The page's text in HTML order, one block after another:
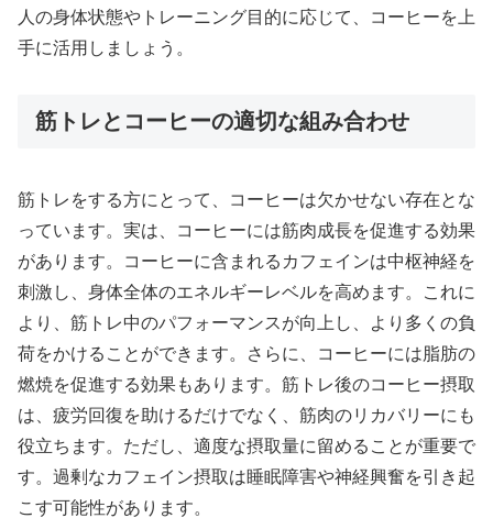
人の身体状態やトレーニング目的に応じて、コーヒーを上
手に活用しましょう。
筋トレとコーヒーの適切な組み合わせ
筋トレをする方にとって、コーヒーは欠かせない存在とな
っています。実は、コーヒーには筋肉成長を促進する効果
があります。コーヒーに含まれるカフェインは中枢神経を
刺激し、身体全体のエネルギーレベルを高めます。これに
より、筋トレ中のパフォーマンスが向上し、より多くの負
荷をかけることができます。さらに、コーヒーには脂肪の
燃焼を促進する効果もあります。筋トレ後のコーヒー摂取
は、疲労回復を助けるだけでなく、筋肉のリカバリーにも
役立ちます。ただし、適度な摂取量に留めることが重要で
す。過剰なカフェイン摂取は睡眠障害や神経興奮を引き起
こす可能性があります。